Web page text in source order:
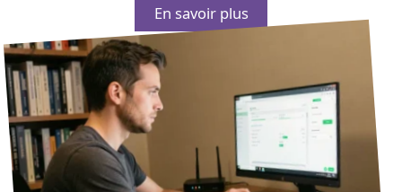
En savoir plus